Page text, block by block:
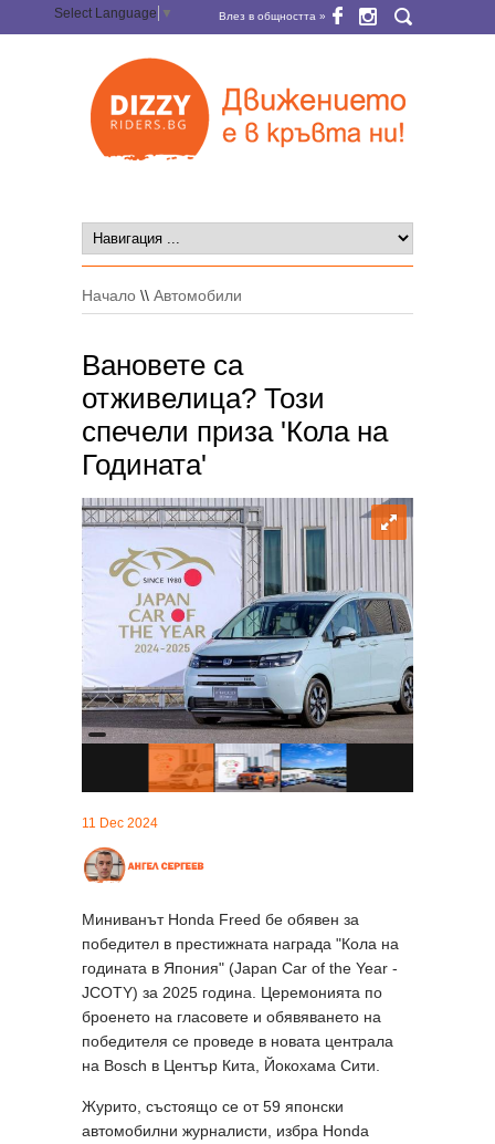
Select Language ▼ Влез в общността »
Начало \\ Автомобили
Вановете са
отживелица? Този
спечели приза 'Кола на
Годината'
11 Dec 2024
Миниванът Honda Freed бе обявен за
победител в престижната награда "Кола на
годината в Япония" (Japan Car of the Year -
JCOTY) за 2025 година. Церемонията по
броенето на гласовете и обявяването на
победителя се проведе в новата централа
на Bosch в Център Кита, Йокохама Сити.
Журито, състоящо се от 59 японски
автомобилни журналисти, избра Honda